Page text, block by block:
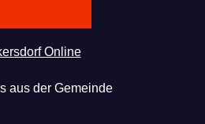
Online
aus der Gemeinde